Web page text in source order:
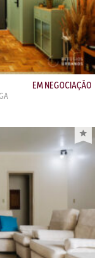
EM NEGOCIAÇÃO